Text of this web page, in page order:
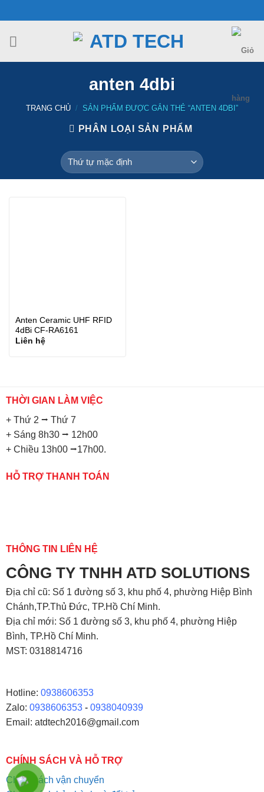
đến
nội
anten 4dbi
TRANG CHỦ / SẢN PHẨM ĐƯỢC GẮN THẺ “ANTEN 4DBI”
PHÂN LOẠI SẢN PHẨM
Anten Ceramic UHF RFID
4dBi CF-RA6161
Liên hệ
THỜI GIAN LÀM VIỆC
+ Thứ 2 ⭢ Thứ 7
+ Sáng 8h30 ⭢ 12h00
+ Chiều 13h00 ⭢17h00.
HỖ TRỢ THANH TOÁN
THÔNG TIN LIÊN HỆ
CÔNG TY TNHH ATD SOLUTIONS
Địa chỉ cũ: Số 1 đường số 3, khu phố 4, phường Hiệp Bình
Chánh,TP.Thủ Đức, TP.Hồ Chí Minh.
Địa chỉ mới: Số 1 đường số 3, khu phố 4, phường Hiệp
Bình, TP.Hồ Chí Minh.
MST: 0318814716
Hotline: 0938606353
Zalo: 0938606353 -0938040939
Email: atdtech2016@gmail.com
CHÍNH SÁCH VÀ HỖ TRỢ
Chính sách vận chuyển